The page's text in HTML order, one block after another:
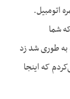
اتومبیل.
شما
طوری شد زد
که اینجا